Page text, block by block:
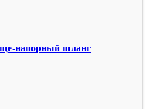
напорный шланг